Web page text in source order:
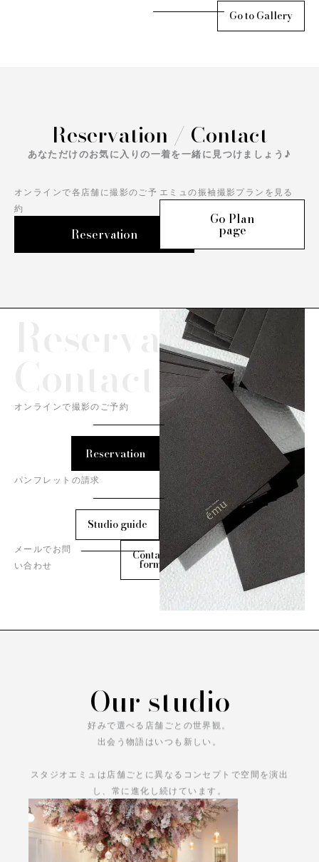
Go to Gallery
Reservation / Contact
あなただけのお気に入りの一着を一緒に見つけましょう♪
オンラインで各店舗に撮影のご予
約
Reservation
エミュの振袖撮影プランを見る
Go Plan
page
Reservation/
オンラインで撮影のご予約
Reservation
パンフレットの請求
Studio guide
メールでお問
い合わせ
Contact
form
Our studio
好みで選べる店舗ごとの世界観。
出会う物語はいつも新しい。
スタジオエミュは店舗ごとに異なるコンセプトで空間を演出
し、常に進化し続けています。
あなただけの物語をお楽しみください。